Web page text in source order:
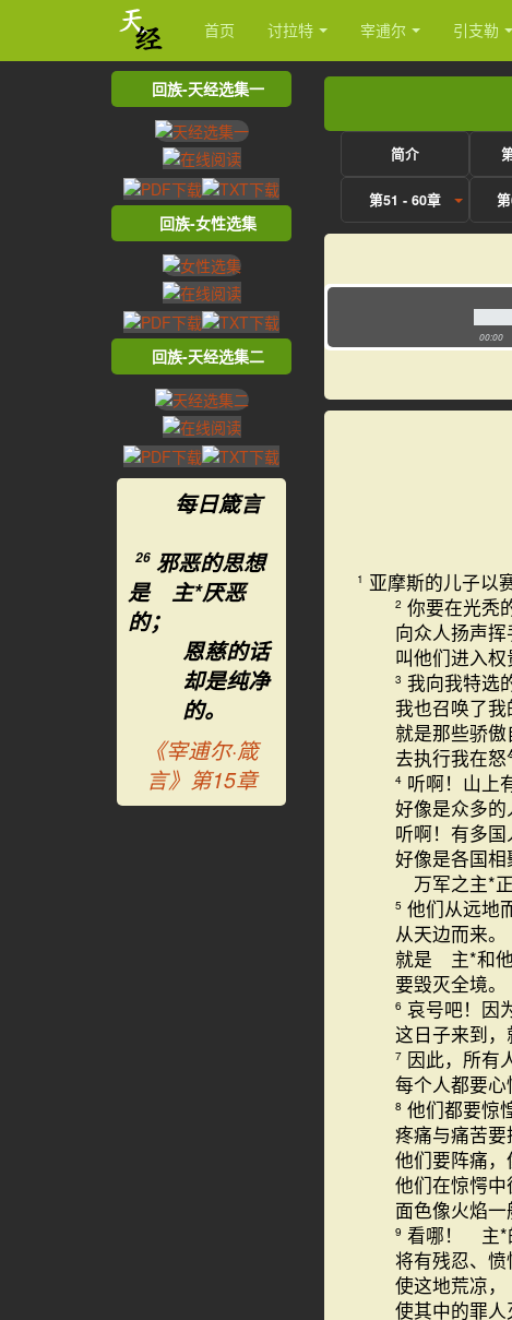
首页 讨拉特 宰逋尔 引支勒
简介
第51 - 60章
00:00
1 亚摩斯的儿子以
2 你要在光秃
向众人扬声挥
叫他们进入权
3 我向我特选
我也召唤了我
就是那些骄傲
去执行我在怒
4 听啊！山上
好像是众多的
听啊！有多国
好像是各国相
万军之主*
5 他们从远地
从天边而来。
就是 主*和他
要毁灭全境。
6 哀号吧！因
这日子来到，
7 因此，所有
每个人都要心
8 他们都要惊
疼痛与痛苦要
他们要阵痛，
他们在惊愕中
面色像火焰一
9 看哪！ 主*
将有残忍、愤
使这地荒凉，
使其中的罪人
回族-天经选集一
回族-女性选集
回族-天经选集二
每日箴言
26 邪恶的思想
是 主*厌恶
的；
恩慈的话
却是纯净
的。
《宰逋尔·箴
言》第15章